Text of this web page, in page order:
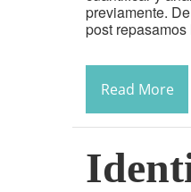
previamente.
post
Read More